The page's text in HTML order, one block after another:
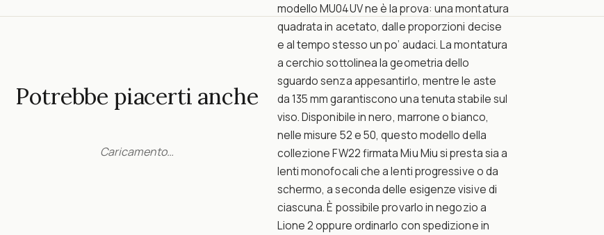
modello MU04UV ne è la prova: una montatura
quadrata in acetato, dalle proporzioni decise
e al tempo stesso un po’ audaci. La montatura
a cerchio sottolinea la geometria dello
sguardo senza appesantirlo, mentre le aste
da 135 mm garantiscono una tenuta stabile sul
viso. Disponibile in nero, marrone o bianco,
nelle misure 52 e 50, questo modello della
collezione FW22 firmata Miu Miu si presta sia a
lenti monofocali che a lenti progressive o da
schermo, a seconda delle esigenze visive di
ciascuna. È possibile provarlo in negozio a
Lione 2 oppure ordinarlo con spedizione in
Potrebbe piacerti anche
Caricamento…